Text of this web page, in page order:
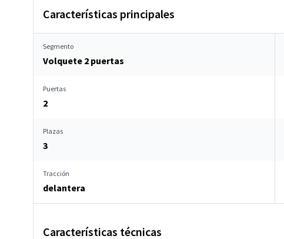
Características principales
Segmento
Volquete 2 puertas
Puertas
2
Plazas
3
Tracción
delantera
Características técnicas